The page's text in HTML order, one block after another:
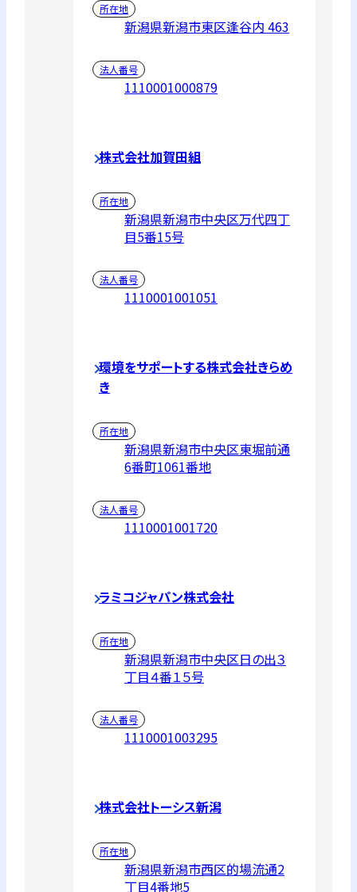
所在地
新潟県新潟市東区逢谷内 463
法人番号
1110001000879
株式会社加賀田組
所在地
新潟県新潟市中央区万代四丁
目5番15号
法人番号
1110001001051
環境をサポートする株式会社きらめ
き
所在地
新潟県新潟市中央区東堀前通
6番町1061番地
法人番号
1110001001720
ラミコジャパン株式会社
所在地
新潟県新潟市中央区日の出３
丁目４番１５号
法人番号
1110001003295
株式会社トーシス新潟
所在地
新潟県新潟市西区的場流通2
丁目4番地5